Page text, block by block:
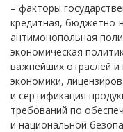
– факторы
кредитная, бюджетно-
антимонопольная
экономическая
важнейших отраслей и
экономики,
и сертификация
требований по
и национальной